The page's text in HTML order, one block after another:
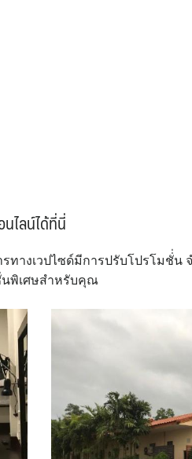
ไลน์ได้ที่นี่
ทางเวปไซด์มีการปรับโปรโมชั่่น
นพิเศษสำหรับคุณ